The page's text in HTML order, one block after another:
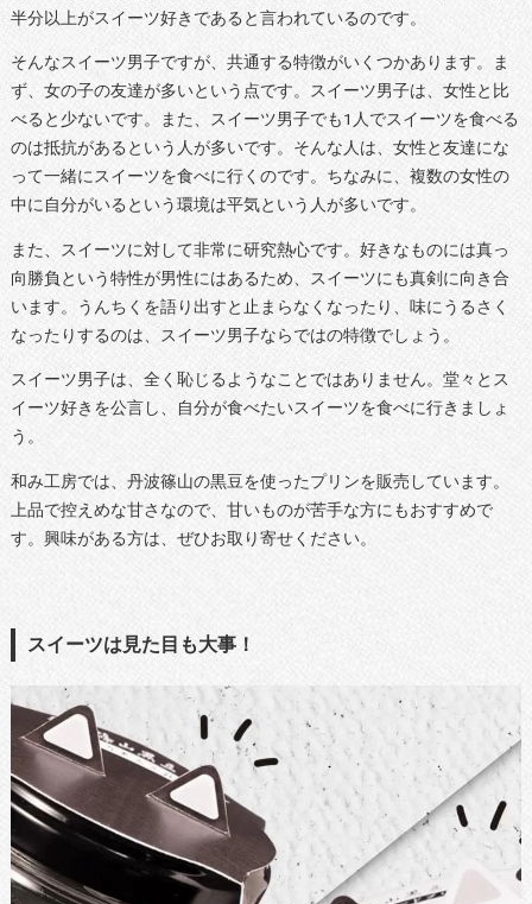
半分以上がスイーツ好きであると言われているのです。
そんなスイーツ男子ですが、共通する特徴がいくつかあります。ま
ず、女の子の友達が多いという点です。スイーツ男子は、女性と比
べると少ないです。また、スイーツ男子でも1人でスイーツを食べる
のは抵抗があるという人が多いです。そんな人は、女性と友達にな
って一緒にスイーツを食べに行くのです。ちなみに、複数の女性の
中に自分がいるという環境は平気という人が多いです。
また、スイーツに対して非常に研究熱心です。好きなものには真っ
向勝負という特性が男性にはあるため、スイーツにも真剣に向き合
います。うんちくを語り出すと止まらなくなったり、味にうるさく
なったりするのは、スイーツ男子ならではの特徴でしょう。
スイーツ男子は、全く恥じるようなことではありません。堂々とス
イーツ好きを公言し、自分が食べたいスイーツを食べに行きましょ
う。
和み工房では、丹波篠山の黒豆を使ったプリンを販売しています。
上品で控えめな甘さなので、甘いものが苦手な方にもおすすめで
す。興味がある方は、ぜひお取り寄せください。
スイーツは見た目も大事！